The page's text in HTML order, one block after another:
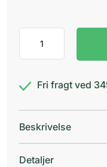
Druesukker
Exotic
antal Fri fragt ved
Beskrivelse
Detaljer